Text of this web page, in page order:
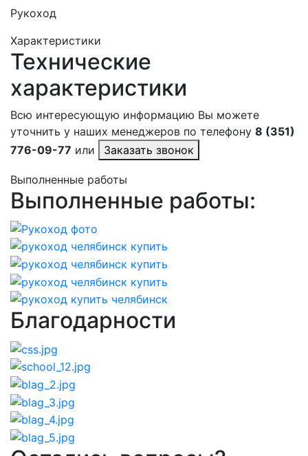
Рукоход
Характеристики
Технические
характеристики
Всю интересующую информацию Вы можете
уточнить у наших менеджеров по телефону 8 (351)
776-09-77 или Заказать звонок
Выполненные работы
Выполненные работы:
Благодарности